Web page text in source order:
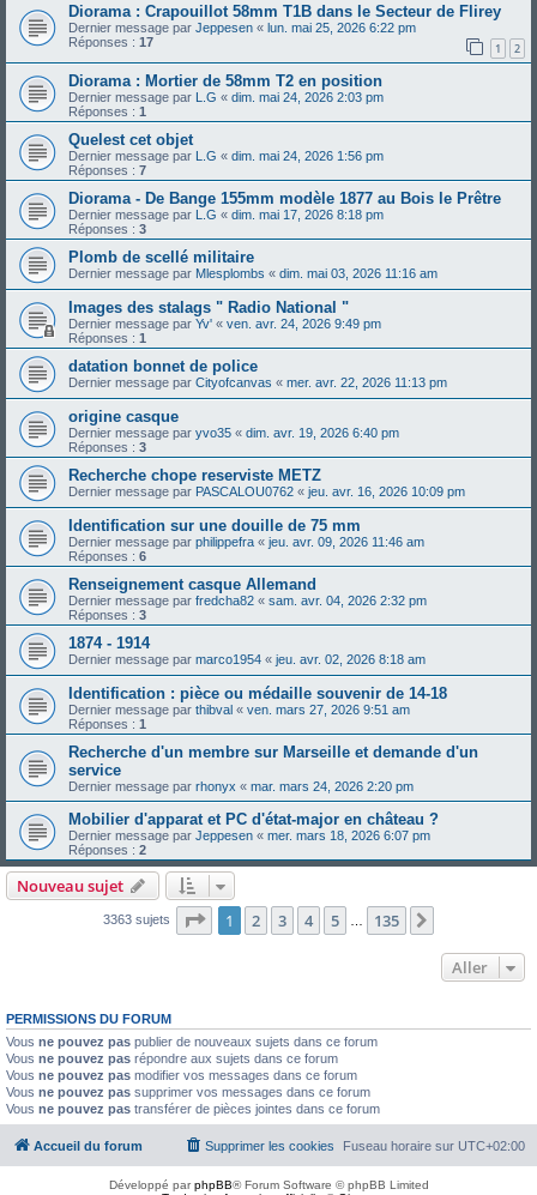
Diorama : Crapouillot 58mm T1B dans le Secteur de Flirey
Dernier message par Jeppesen « lun. mai 25, 2026 6:22 pm
Réponses : 17 1 2
Diorama : Mortier de 58mm T2 en position
Dernier message par L.G « dim. mai 24, 2026 2:03 pm
Réponses : 1
Quelest cet objet
Dernier message par L.G « dim. mai 24, 2026 1:56 pm
Réponses : 7
Diorama - De Bange 155mm modèle 1877 au Bois le Prêtre
Dernier message par L.G « dim. mai 17, 2026 8:18 pm
Réponses : 3
Plomb de scellé militaire
Dernier message par Mlesplombs « dim. mai 03, 2026 11:16 am
Images des stalags " Radio National "
Dernier message par Yv' « ven. avr. 24, 2026 9:49 pm
Réponses : 1
datation bonnet de police
Dernier message par Cityofcanvas « mer. avr. 22, 2026 11:13 pm
origine casque
Dernier message par yvo35 « dim. avr. 19, 2026 6:40 pm
Réponses : 3
Recherche chope reserviste METZ
Dernier message par PASCALOU0762 « jeu. avr. 16, 2026 10:09 pm
Identification sur une douille de 75 mm
Dernier message par philippefra « jeu. avr. 09, 2026 11:46 am
Réponses : 6
Renseignement casque Allemand
Dernier message par fredcha82 « sam. avr. 04, 2026 2:32 pm
Réponses : 3
1874 - 1914
Dernier message par marco1954 « jeu. avr. 02, 2026 8:18 am
Identification : pièce ou médaille souvenir de 14-18
Dernier message par thibval « ven. mars 27, 2026 9:51 am
Réponses : 1
Recherche d'un membre sur Marseille et demande d'un
service
Dernier message par rhonyx « mar. mars 24, 2026 2:20 pm
Mobilier d'apparat et PC d'état-major en château ?
Dernier message par Jeppesen « mer. mars 18, 2026 6:07 pm
Réponses : 2
Nouveau sujet
3363 sujets Page 1sur135
1 2 3 4 5 … 135
Aller
PERMISSIONS DU FORUM
Vous ne pouvez pas publier de nouveaux sujets dans ce forum
Vous ne pouvez pas répondre aux sujets dans ce forum
Vous ne pouvez pas modifier vos messages dans ce forum
Vous ne pouvez pas supprimer vos messages dans ce forum
Vous ne pouvez pas transférer de pièces jointes dans ce forum
Accueil du forum Fuseau horaire sur UTC+02:00
Supprimer les cookies
Développé parphpBB® Forum Software © phpBB Limited